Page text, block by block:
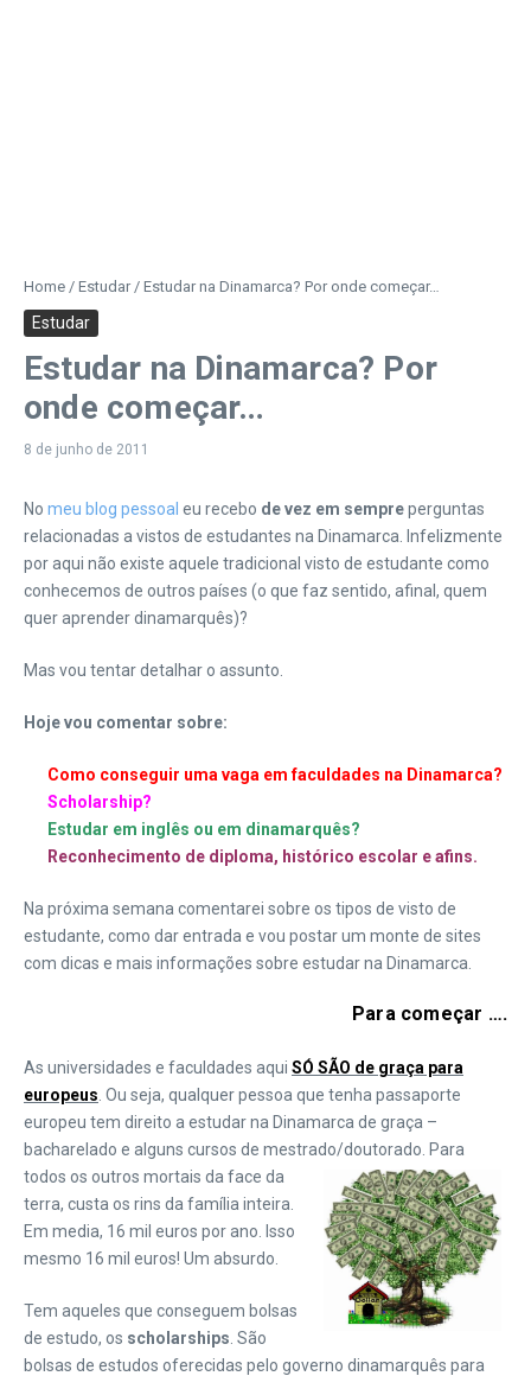
Home / Estudar / Estudar na Dinamarca? Por onde começar…
Estudar
Estudar na Dinamarca? Por
onde começar…
8 de junho de 2011
No meu blog pessoal eu recebo de vez em sempreperguntas
relacionadas a vistos de estudantes na Dinamarca. Infelizmente
por aqui não existe aquele tradicional visto de estudante como
conhecemos de outros países (o que faz sentido, afinal, quem
quer aprender dinamarquês)?
Mas vou tentar detalhar o assunto.
Hoje vou comentar sobre:
Como conseguir uma vaga em faculdades na Dinamarca?
Scholarship?
Estudar em inglês ou em dinamarquês?
Reconhecimento de diploma, histórico escolar e afins.
Na próxima semana comentarei sobre os tipos de visto de
estudante, como dar entrada e vou postar um monte de sites
com dicas e mais informações sobre estudar na Dinamarca.
Para começar ….
As universidades e faculdades aqui SÓ SÃO de graça para
europeus . Ou seja, qualquer pessoa que tenha passaporte
europeu tem direito a estudar na Dinamarca de graça –
bacharelado e alguns cursos de mestrado/doutorado. Para
todos os outros mortais da face da
terra, custa os rins da família inteira.
Em media, 16 mil euros por ano. Isso
mesmo 16 mil euros! Um absurdo.
Tem aqueles que conseguem bolsas
de estudo, os scholarships . São
bolsas de estudos oferecidas pelo governo dinamarquês para